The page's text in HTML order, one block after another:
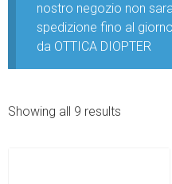
nostro negozio non
spedizione fino al
da OTTICA DIOPTER
Showing all 9 results